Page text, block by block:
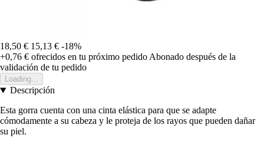
18,50 € 15,13 € -18%
+0,76 € ofrecidos en tu próximo pedido Abonado después de la
validación de tu pedido
Loading...
Descripción
Esta gorra cuenta con una cinta elástica para que se adapte
cómodamente a su cabeza y le proteja de los rayos que pueden dañar
su piel.